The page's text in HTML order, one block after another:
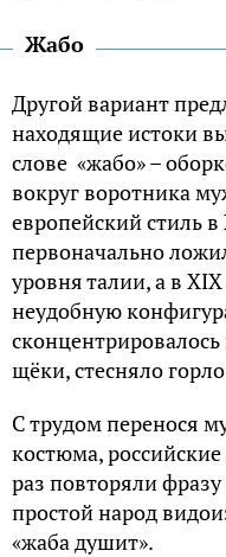
Жабо
Другой вариант
находящие истоки
слове «жабо» –
вокруг воротника
европейский стиль
первоначально
уровня талии, а в
неудобную
щёки, стесняло
С трудом перенося
костюма,
раз повторяли
простой народ
«жаба душит».